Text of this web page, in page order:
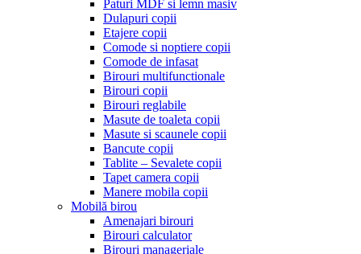
Paturi MDF si lemn masiv
Dulapuri copii
Etajere copii
Comode si noptiere copii
Comode de infasat
Birouri multifunctionale
Birouri copii
Birouri reglabile
Masute de toaleta copii
Masute si scaunele copii
Bancute copii
Tablite – Sevalete copii
Tapet camera copii
Manere mobila copii
Mobilă birou
Amenajari birouri
Birouri calculator
Birouri manageriale